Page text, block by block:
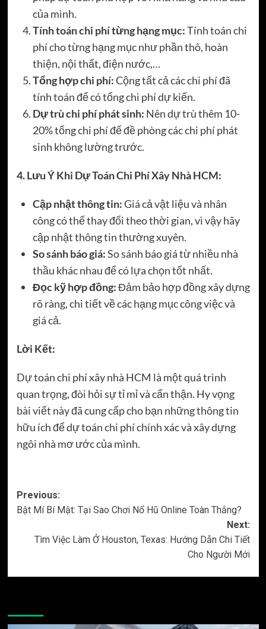
của mình.
Tính toán chi phí từng hạng mục:Tính toán chi
phí cho từng hạng mục như phần thô, hoàn
thiện, nội thất, điện nước,…
Tổng hợp chi phí:Cộng tất cả các chi phí đã
tính toán để có tổng chi phí dự kiến.
Dự trù chi phí phát sinh: Nên dự trù thêm 10-
20% tổng chi phí để đề phòng các chi phí phát
sinh không lường trước.
4. Lưu Ý Khi Dự Toán Chi Phí Xây Nhà HCM:
Cập nhật thông tin:Giá cả vật liệu và nhân
công có thể thay đổi theo thời gian, vì vậy hãy
cập nhật thông tin thường xuyên.
So sánh báo giá:So sánh báo giá từ nhiều nhà
thầu khác nhau để có lựa chọn tốt nhất.
Đọc kỹ hợp đồng:Đảm bảo hợp đồng xây dựng
rõ ràng, chi tiết về các hạng mục công việc và
giá cả.
Lời Kết:
Dự toán chi phí xây nhà HCM là một quá trình
quan trọng, đòi hỏi sự tỉ mỉ và cẩn thận. Hy vọng
bài viết này đã cung cấp cho bạn những thông tin
hữu ích để dự toán chi phí chính xác và xây dựng
ngôi nhà mơ ước của mình.
Post
navigation
Previous:
Bật Mí Bí Mật: Tại Sao Chơi Nổ Hũ Online Toàn Thắng?
Next:
Tìm Việc Làm Ở Houston, Texas: Hướng Dẫn Chi Tiết
Cho Người Mới